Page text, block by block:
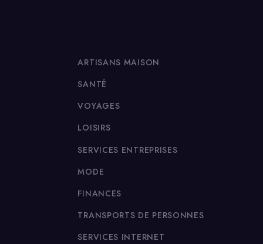
ARTISANS MAISON
SANTÉ
VOYAGES
LOISIRS
SERVICES ENTREPRISES
MODE
FINANCES
TRANSPORTS DE PERSONNES
SERVICES INTERNET